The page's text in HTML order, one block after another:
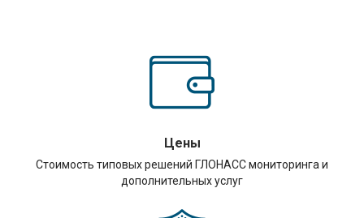
Цены
Стоимость типовых решений ГЛОНАСС мониторинга и
дополнительных услуг